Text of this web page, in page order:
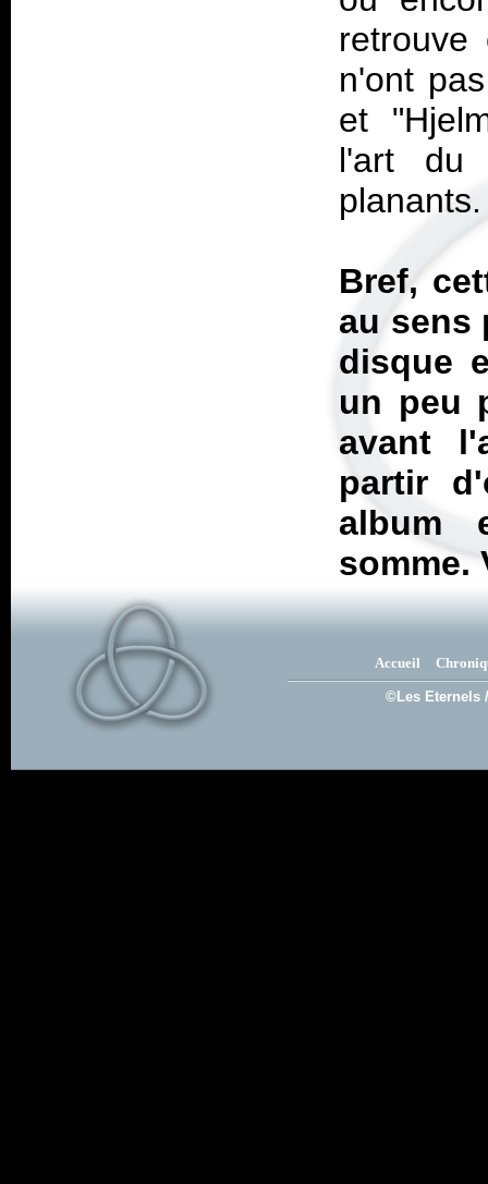
retrouve
n'ont
et
l'art du
planants.
Bref,
au sens
disque
un peu
avant
partir
album
somme.
Accueil
©Les Eternels